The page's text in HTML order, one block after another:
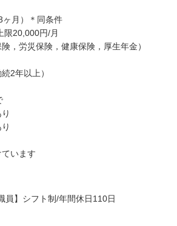
ヶ月）＊同条件
限20,000円/月
，労災保険，健康保険，厚生年金）
2年以上）
います
員】シフト制/年間休日110日